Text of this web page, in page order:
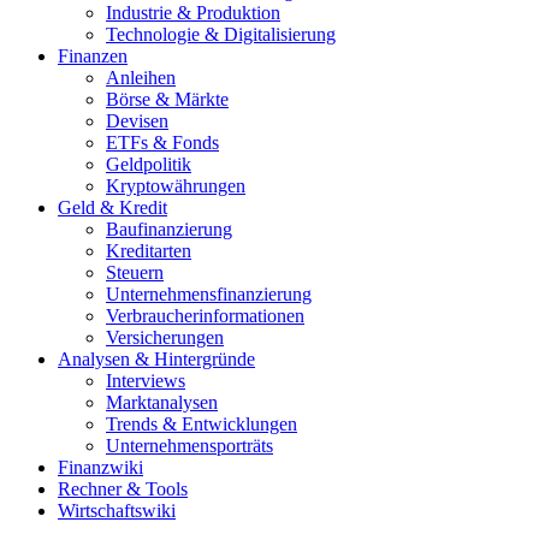
Industrie & Produktion
Technologie & Digitalisierung
Finanzen
Anleihen
Börse & Märkte
Devisen
ETFs & Fonds
Geldpolitik
Kryptowährungen
Geld & Kredit
Baufinanzierung
Kreditarten
Steuern
Unternehmensfinanzierung
Verbraucherinformationen
Versicherungen
Analysen & Hintergründe
Interviews
Marktanalysen
Trends & Entwicklungen
Unternehmensporträts
Finanzwiki
Rechner & Tools
Wirtschaftswiki